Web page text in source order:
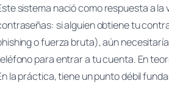
sistema nació como respuesta a la
si alguien obtiene tu
o fuerza bruta), aún
para entrar a tu cuenta. En
la práctica, tiene un punto débil